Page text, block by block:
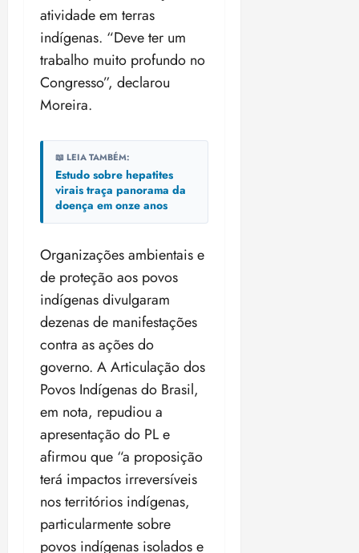
atividade em terras
indígenas. “Deve ter um
trabalho muito profundo no
Congresso”, declarou
Moreira.
📖 LEIA TAMBÉM:
Estudo sobre hepatites
virais traça panorama da
doença em onze anos
Organizações ambientais e
de proteção aos povos
indígenas divulgaram
dezenas de manifestações
contra as ações do
governo. A Articulação dos
Povos Indígenas do Brasil,
em nota, repudiou a
apresentação do PL e
afirmou que “a proposição
terá impactos irreversíveis
nos territórios indígenas,
particularmente sobre
povos indígenas isolados e